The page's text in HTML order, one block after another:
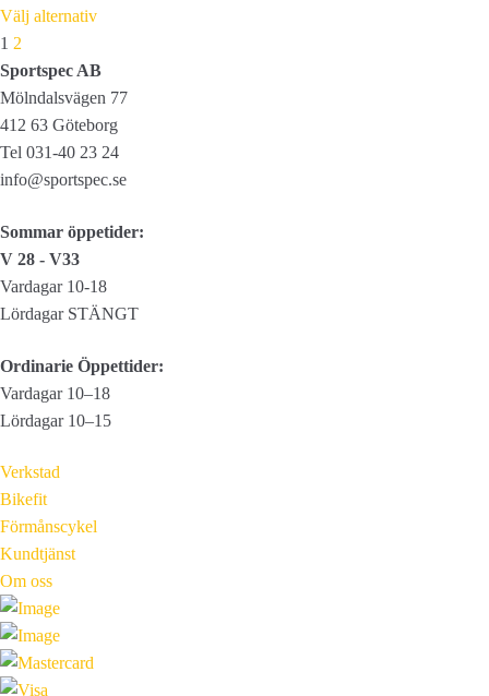
ursprungliga
var:
349,00 kr.
Välj alternativ
1 2
Sportspec AB
Mölndalsvägen 77
412 63 Göteborg
Tel 031-40 23 24
info@sportspec.se
Sommar öppetider:
V 28 - V33
Vardagar 10-18
Lördagar STÄNGT
Ordinarie Öppettider:
Vardagar 10–18
Lördagar 10–15
Verkstad
Bikefit
Förmånscykel
Kundtjänst
Om oss